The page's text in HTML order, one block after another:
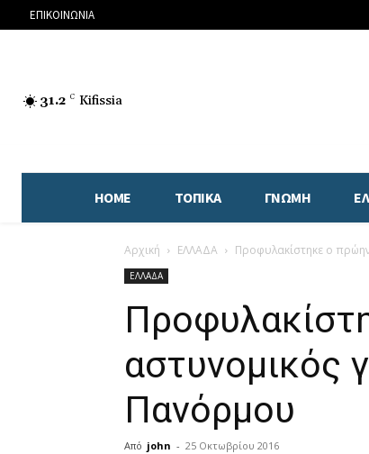
ΕΠΙΚΟΙΝΩΝΙΑ
31.2 C Kifissia
HOME ΤΟΠΙΚΑ ΓΝΩΜΗ
Αρχική ΕΛΛΑΔΑ Προφυλακίστηκε ο
ΕΛΛΑΔΑ
αστυνομικός
Πανόρμου
Από john - 25 Οκτωβρίου 2016